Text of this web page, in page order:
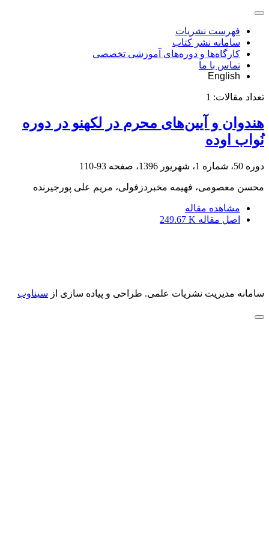
فهرست نشریات
سامانه نشر کتاب
کارگاه‌ها و دوره‌های آموزشی تخصصی
تماس با ما
English
تعداد مقالات: 1
هندوان و آیین‌های محرم در لکهنو در دوره
نُواب اوده
دوره 50، شماره 1، شهریور 1396، صفحه 93-110
محسن معصومی، فهیمه مخبردزفولی، مریم علی پورجیرنده
مشاهده مقاله
اصل مقاله 249.67 K
سامانه مدیریت نشریات علمی. طراحی و پیاده سازی از سیناوب